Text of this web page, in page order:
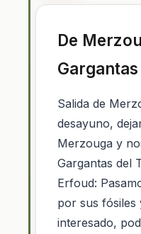
De
Salida de
desayuno,
Merzouga y
Gargantas del
Erfoud:
por sus fósiles
interesado,